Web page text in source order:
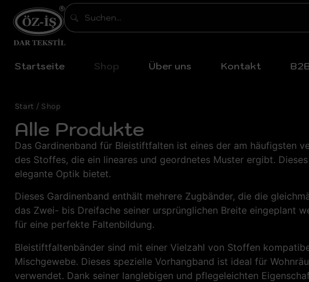
Startseite Shop Über uns Kontakt
Start / Shop
Alle Produkte
Das Gardinenband für Bleistiftfalten ist eines der am häufigsten
des Stoffes, die ein lineares und geordnetes Muster ergibt.
elegante Optik bietet.
Dieses Gardinenband enthält mehrere Zugbänder, die die
das Zwei- bis Dreifache seiner ursprünglichen Breite eingeplant
für eine perfekte Faltenbildung.
Bleistiftfaltenbänder sind mit einer Vielzahl von Stoffen
Mischgewebe. Dieses spezielle Vorhangband ist ideal für
verwendet. Dank seiner langlebigen und pflegeleichten